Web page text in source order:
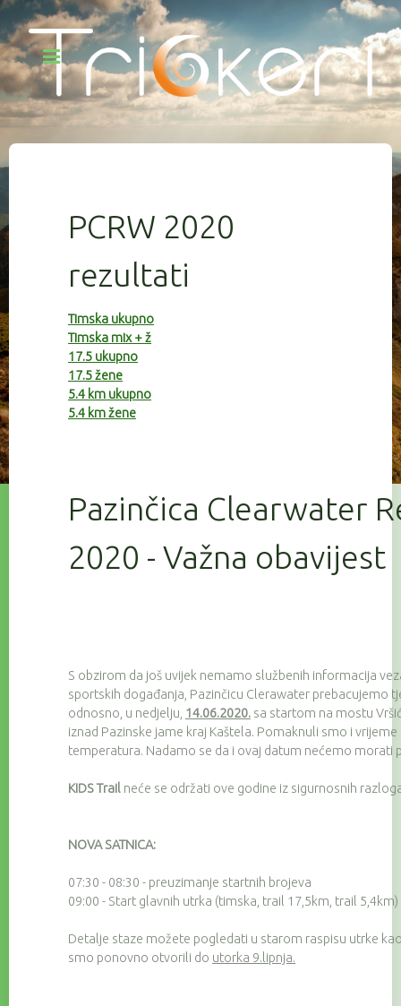
PCRW 2020
rezultati
Timska ukupno
Timska mix + ž
17.5 ukupno
17.5 žene
5.4 km ukupno
5.4 km žene
Pazinčica Clearwater
2020 - Važna obavijest
S obzirom da još uvijek nemamo službenih informacija
sportskih događanja, Pazinčicu Clerawater prebacujemo
odnosno, u nedjelju, 14.06.2020. sa startom na mostu
iznad Pazinske jame kraj Kaštela. Pomaknuli smo i
temperatura. Nadamo se da i ovaj datum nećemo morati
KIDS Trail neće se održati ove godine iz sigurnosnih
NOVA SATNICA:
07:30 - 08:30 - preuzimanje startnih brojeva
09:00 - Start glavnih utrka (timska, trail 17,5km, trail 5,4km)
Detalje staze možete pogledati u starom raspisu utrke
smo ponovno otvorili do utorka 9.lipnja.